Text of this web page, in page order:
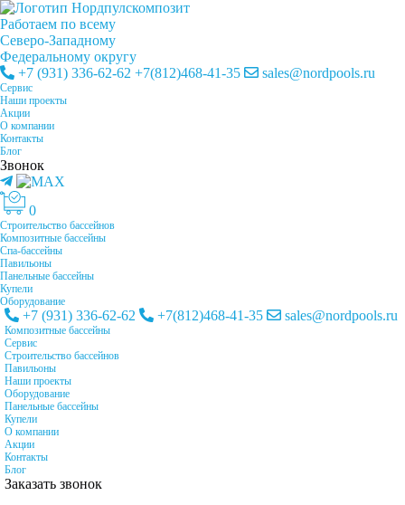
Работаем по всему
Cеверо-Западному
Федеральному округу
+7 (931) 336-62-62 +7(812)468-41-35 sales@nordpools.ru
Cервис
Наши проекты
Акции
О компании
Контакты
Блог
Звонок
0
Строительство бассейнов
Композитные бассейны
Спа-бассейны
Павильоны
Панельные бассейны
Купели
Оборудование
+7 (931) 336-62-62 +7(812)468-41-35 sales@nordpools.ru
Композитные бассейны
Cервис
Строительство бассейнов
Павильоны
Наши проекты
Оборудование
Панельные бассейны
Купели
О компании
Акции
Контакты
Блог
Заказать звонок